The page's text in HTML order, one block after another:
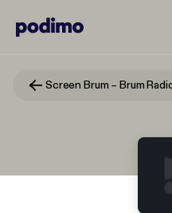
Screen Brum – Brum